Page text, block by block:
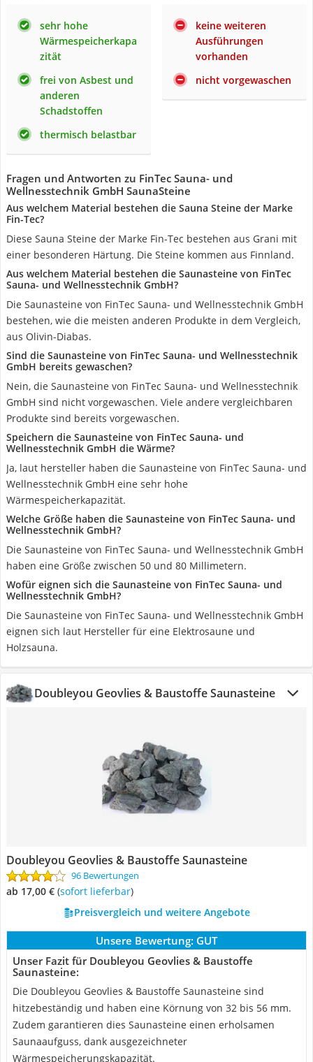
sehr hohe
Wärmespeicherkapa
zität
frei von Asbest und
anderen
Schadstoffen
thermisch belastbar
keine weiteren
Ausführungen
vorhanden
nicht vorgewaschen
Fragen und Antworten zu FinTec Sauna- und
Wellnesstechnik GmbH SaunaSteine
Aus welchem Material bestehen die Sauna Steine der Marke
Fin-Tec?
Diese Sauna Steine der Marke Fin-Tec bestehen aus Grani mit
einer besonderen Härtung. Die Steine kommen aus Finnland.
Aus welchem Material bestehen die Saunasteine von FinTec
Sauna- und Wellnesstechnik GmbH?
Die Saunasteine von FinTec Sauna- und Wellnesstechnik GmbH
bestehen, wie die meisten anderen Produkte in dem Vergleich,
aus Olivin-Diabas.
Sind die Saunasteine von FinTec Sauna- und Wellnesstechnik
GmbH bereits gewaschen?
Nein, die Saunasteine von FinTec Sauna- und Wellnesstechnik
GmbH sind nicht vorgewaschen. Viele andere vergleichbaren
Produkte sind bereits vorgewaschen.
Speichern die Saunasteine von FinTec Sauna- und
Wellnesstechnik GmbH die Wärme?
Ja, laut hersteller haben die Saunasteine von FinTec Sauna- und
Wellnesstechnik GmbH eine sehr hohe
Wärmespeicherkapazität.
Welche Größe haben die Saunasteine von FinTec Sauna- und
Wellnesstechnik GmbH?
Die Saunasteine von FinTec Sauna- und Wellnesstechnik GmbH
haben eine Größe zwischen 50 und 80 Millimetern.
Wofür eignen sich die Saunasteine von FinTec Sauna- und
Wellnesstechnik GmbH?
Die Saunasteine von FinTec Sauna- und Wellnesstechnik GmbH
eignen sich laut Hersteller für eine Elektrosaune und
Holzsauna.
Doubleyou Geovlies & Baustoffe Saunasteine
Doubleyou Geovlies & Baustoffe Saunasteine
96 Bewertungen
ab 17,00 € ( Sofort lieferbar)
Preisvergleich und weitere Angebote
Unsere Bewertung: GUT
Unser Fazit für Doubleyou Geovlies & Baustoffe
Saunasteine:
Die Doubleyou Geovlies & Baustoffe Saunasteine sind
hitzebeständig und haben eine Körnung von 32 bis 56 mm.
Zudem garantieren dies Saunasteine einen erholsamen
Saunaaufguss, dank ausgezeichneter
Wärmespeicherungskapazität.